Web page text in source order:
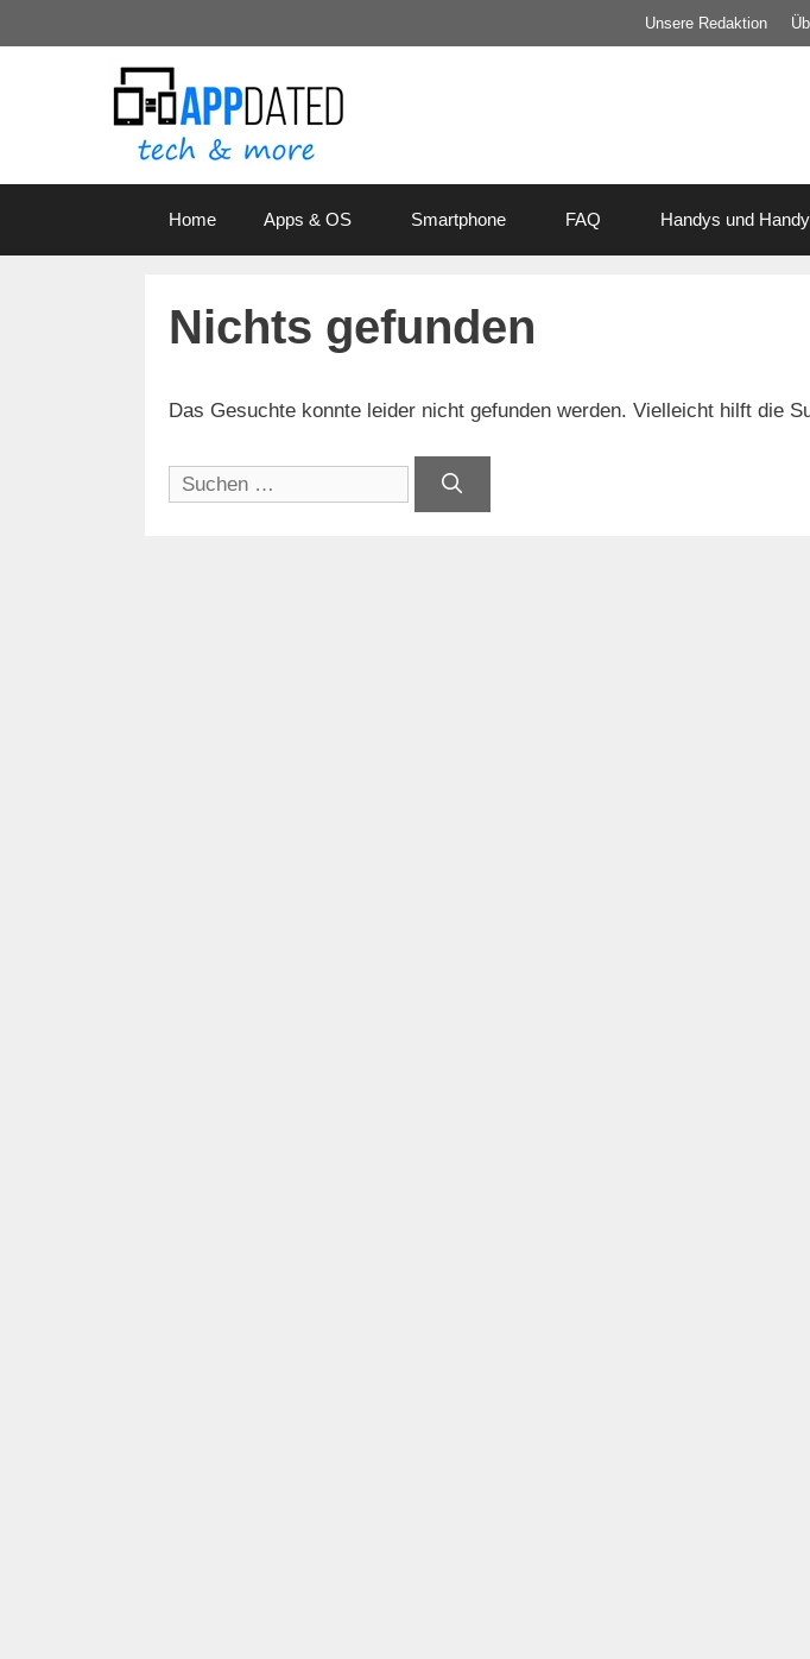
Inhalt
Unsere Redaktion
Home Apps & OS Smartphone FAQ Handys und
Nichts gefunden
Das Gesuchte konnte leider nicht gefunden werden. Vielleicht hilft die
Suchen
nach: